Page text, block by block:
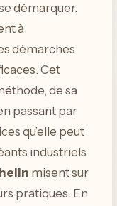
démarquer.
à
démarches
Cet
de sa
passant par
qu’elle peut
industriels
misent sur
pratiques. En